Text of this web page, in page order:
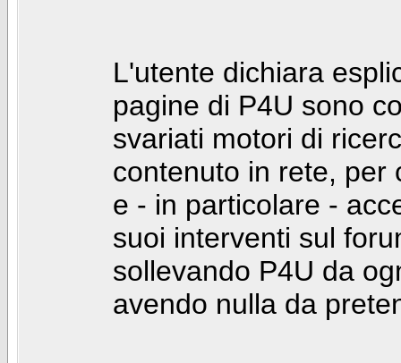
L'utente dichiara
pagine di P4U sono
svariati motori di
contenuto in rete, per
e - in particolare -
suoi interventi sul
sollevando P4U da
avendo nulla da